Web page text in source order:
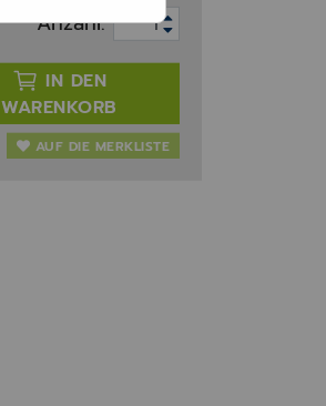
Anzahl:
IN DEN
WARENKORB
AUF DIE MERKLISTE